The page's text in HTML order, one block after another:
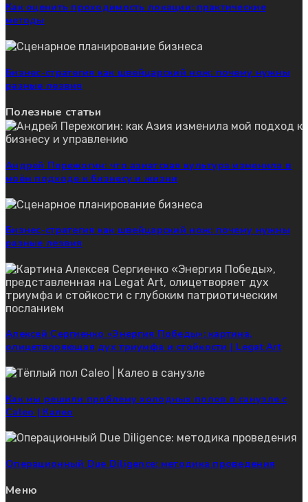
Как оценить проходимость локации: практические
методы
Бизнес-стратегия как швейцарский нож: почему нужны
разные лезвия
Полезные статьи
Андрей Пережогин: что азиатская культура изменила в
моём подходе к бизнесу и жизни
Бизнес-стратегия как швейцарский нож: почему нужны
разные лезвия
Алексей Сергиенко «Энергия Победы»: картина,
олицетворяющая дух триумфа и стойкости | Legat Art
Как мы решили проблему холодных полов в санузле с
Caleo | Калео
Операционный Due Diligence: методика проведения
Меню